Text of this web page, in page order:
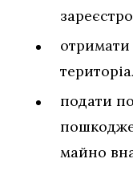
отримати
подати
майно